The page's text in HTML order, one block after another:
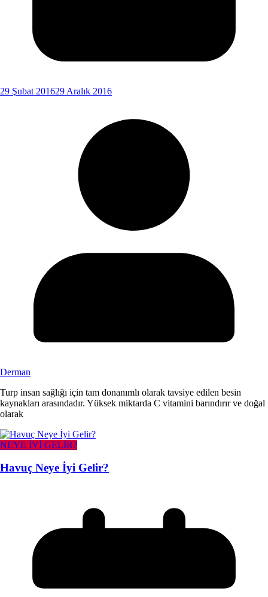
29 Şubat 201629 Aralık 2016
Derman
Turp insan sağlığı için tam donanımlı olarak tavsiye edilen besin
kaynakları arasındadır. Yüksek miktarda C vitamini barındırır ve doğal
olarak
NEYE İYİ GELİR?
Havuç Neye İyi Gelir?